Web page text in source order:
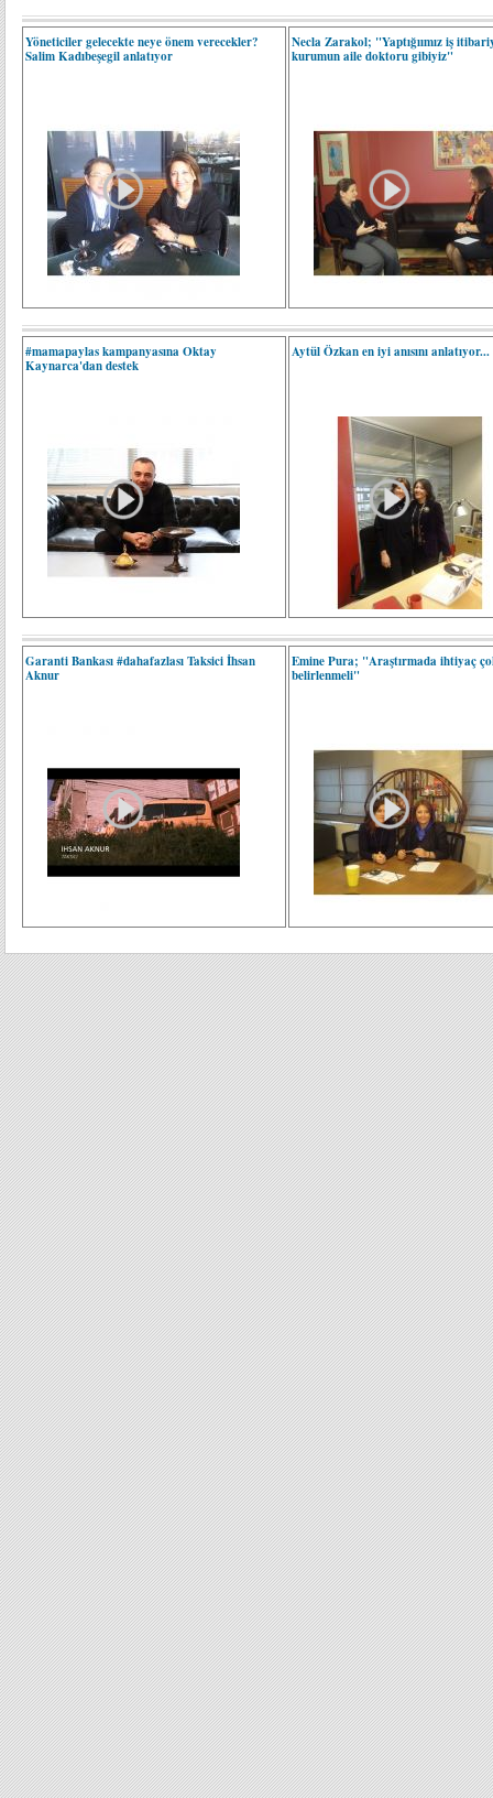
Yöneticiler gelecekte neye önem verecekler?
Salim Kadıbeşegil anlatıyor
Necla Zarakol; "Yaptığıımız iş
kurumun aile doktoru gibiyiz"
#mamapaylas kampanyasına Oktay
Kaynarca'dan destek
Aytül Özkan en iyi anısını anlatıyor...
Garanti Bankası #dahafazlası Taksici İhsan
Aknur
Emine Pura; "Araştırmada ihtiyaç
belirlenmeli"